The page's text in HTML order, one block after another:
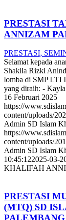
PRESTASI
ANNIZAM
PRESTASI,
Selamat kepada
Shakila Rizki
lomba di SMP LTI
yang diraih: -
16 Februari 2025
https://
content/uploads/
Admin SD Islam
https://
content/uploads/
Admin SD Islam
10:45:122025-03-
KHALIFAH
PRESTASI
(MTQ) SD
PALEMBANG